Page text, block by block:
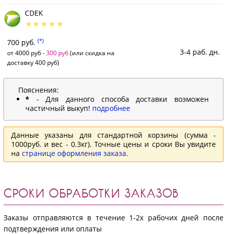
CDEK
700 руб. (*)
от 4000 руб -300 руб(или скидка на
доставку 400 руб)
3-4 раб. дн.
Пояснения:
* - Для данного способа доставки возможен
частичный выкуп! подробнее
Данные указаны для стандартной корзины (сумма -
1000руб. и вес - 0.3кг). Точные цены и сроки Вы увидите
на странице оформления заказа.
СРОКИ ОБРАБОТКИ ЗАКАЗОВ
Заказы отправляются в течение 1-2х рабочих дней после
подтверждения или оплаты